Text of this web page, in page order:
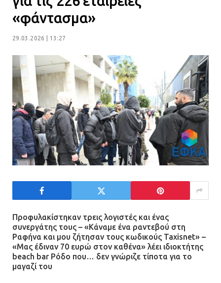
Η Οινόη αποκτά μια νέα, σύγχρονη
και ασφαλή παιδική χαρά
Τηλεφωνικές απάτες με λεία
130.000 ευρώ στην Αττική
13.07.2026 | 20:44
Ασπρόπυργος: Πέθανε ένας από
τους σοβαρά εγκαυματίες της
μεγάλης έκρηξης στο εργοστάσιο
αστυνομικοί για τους
πυροβολισμούς κατά του 20χρονου
με αναπηρία
11.07.2026 | 22:59
«φάντασμα»
29.03.2026 | 13:27
Προφυλακίστηκαν τρεις λογιστές και ένας
συνεργάτης τους – «Κάναμε ένα ραντεβού στη
Ραφήνα και μου ζήτησαν τους κωδικούς Taxisnet» –
«Μας έδιναν 70 ευρώ στον καθένα» λέει ιδιοκτήτης
beach bar Ρόδο που… δεν γνώριζε τίποτα για το
μαγαζί του